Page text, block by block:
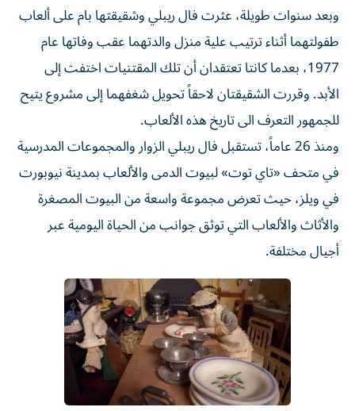
وبعد سنوات طويلة، عثرت فال ريبلي وشقيقتها بام على ألعاب
طفولتهما أثناء ترتيب علية منزل والدتهما عقب وفاتها عام
1977، بعدما كانتا تعتقدان أن تلك المقتنيات اختفت إلى
الأبد. وقررت الشقيقتان لاحقاً تحويل شغفهما إلى مشروع يتيح
للجمهور التعرف الى تاريخ هذه الألعاب.
ومنذ 26 عاماً، تستقبل فال ريبلي الزوار والمجموعات المدرسية
في متحف «تاي توت» لبيوت الدمى والألعاب بمدينة نيوبورت
في ويلز، حيث تعرض مجموعة واسعة من البيوت المصغرة
والأثاث والألعاب التي توثق جوانب من الحياة اليومية عبر
أجيال مختلفة.